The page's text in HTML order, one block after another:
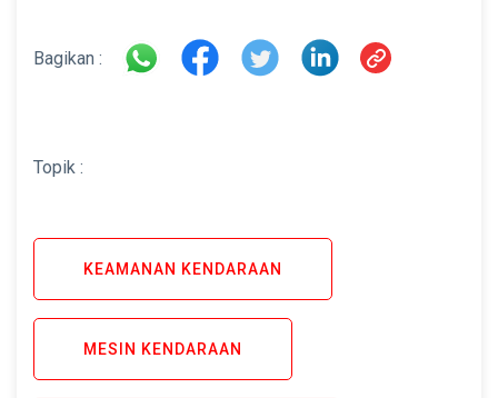
Bagikan :
Topik :
KEAMANAN KENDARAAN
MESIN KENDARAAN